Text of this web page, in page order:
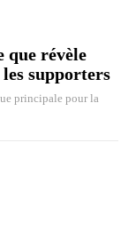
que révèle
supporters
principale pour la